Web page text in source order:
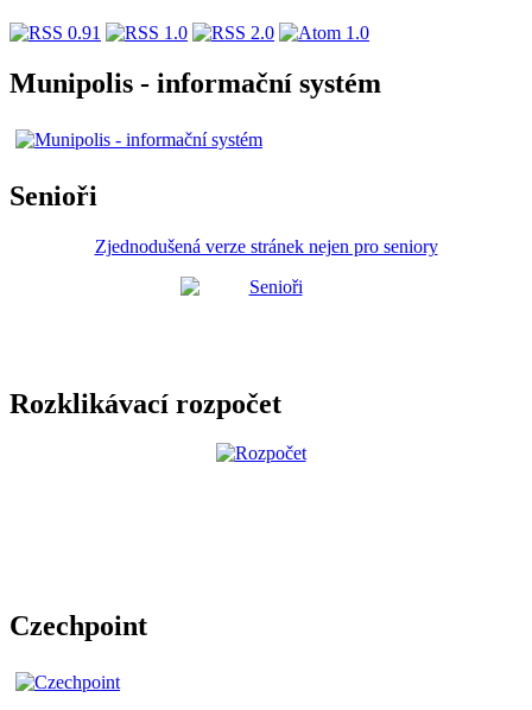
Munipolis - informační systém
Senioři
Zjednodušená verze stránek nejen pro seniory
Rozklikávací rozpočet
Czechpoint